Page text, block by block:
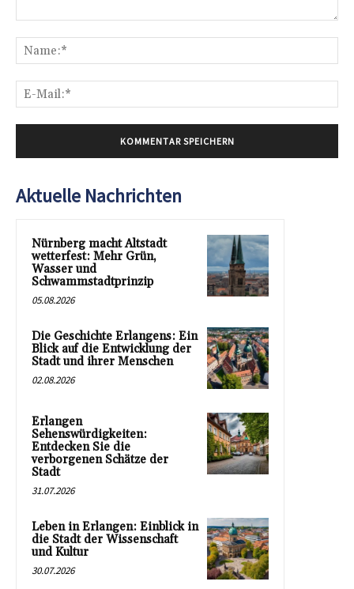
Aktuelle Nachrichten
Nürnberg macht Altstadt
wetterfest: Mehr Grün,
Wasser und
Schwammstadtprinzip
05.08.2026
Die Geschichte Erlangens: Ein
Blick auf die Entwicklung der
Stadt und ihrer Menschen
02.08.2026
Erlangen
Sehenswürdigkeiten:
Entdecken Sie die
verborgenen Schätze der
Stadt
31.07.2026
Leben in Erlangen: Einblick in
die Stadt der Wissenschaft
und Kultur
30.07.2026